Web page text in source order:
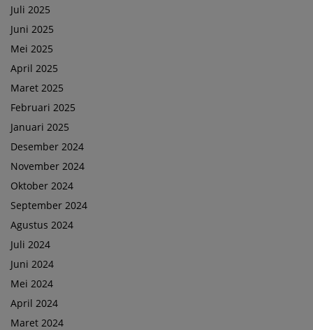
Juli 2025
Juni 2025
Mei 2025
April 2025
Maret 2025
Februari 2025
Januari 2025
Desember 2024
November 2024
Oktober 2024
September 2024
Agustus 2024
Juli 2024
Juni 2024
Mei 2024
April 2024
Maret 2024